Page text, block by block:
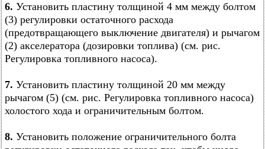
6. Установить пластину толщиной 4 мм между болтом
(3) регулировки остаточного расхода
(предотвращающего выключение двигателя) и рычагом
(2) акселератора (дозировки топлива) (см. рис.
Регулировка топливного насоса).
7. Установить пластину толщиной 20 мм между
рычагом (5) (см. рис. Регулировка топливного насоса)
холостого хода и ограничительным болтом.
8. Установить положение ограничительного болта